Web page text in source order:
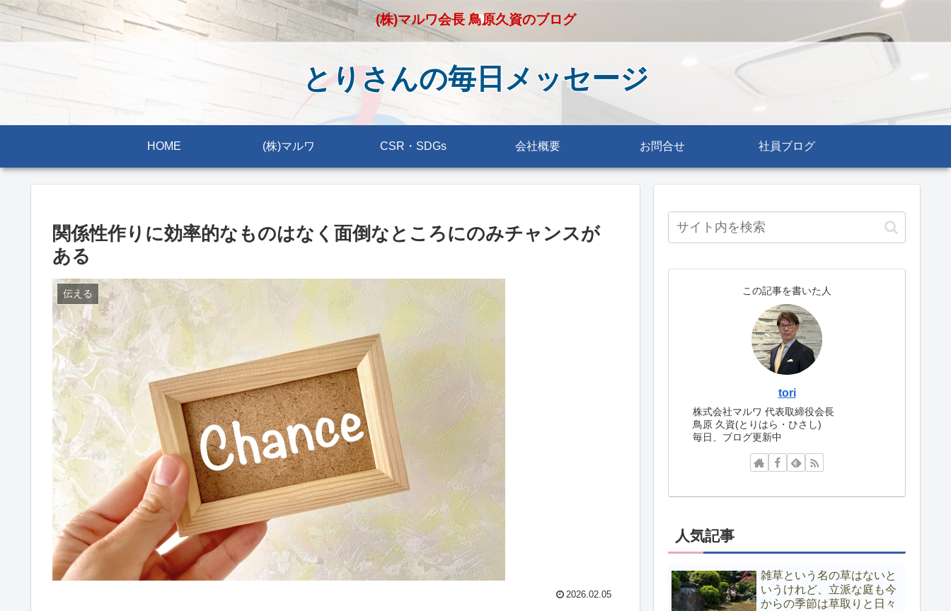
(株)マルワ会長 鳥原久資のブログ
とりさんの毎日メッセージ
HOME (株)マルワ CSR・SDGs 会社概要 お問合せ 社員ブログ
関係性作りに効率的なものはなく面倒なところにのみチャンスが
ある
伝える
2026.02.05
この記事を書いた人
tori
株式会社マルワ 代表取締役会長
鳥原 久資(とりはら・ひさし)
毎日、ブログ更新中
人気記事
雑草という名の草はないと
いうけれど、立派な庭も今
からの季節は草取りと日々